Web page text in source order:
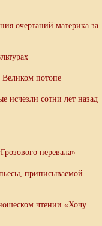
очертаний материка за
потопе
исчезли сотни лет назад
перевала»
приписываемой
чтении «Хочу